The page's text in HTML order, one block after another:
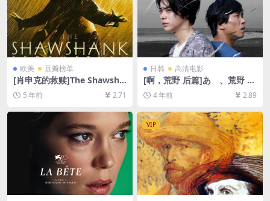
欧美 豆瓣榜单
[肖申克的救赎]The Shawsha
nk Redemption (1994)[百度
网盘+迅雷云盘资源1080P超
5 年前 2.71
日韩 高清电影
[啊，荒野 后篇]あゝ、荒野 後
篇 (2017)[百度网盘+迅雷云盘
资源1080P超清未删减][MP4/
4 年前 2.89
VIP